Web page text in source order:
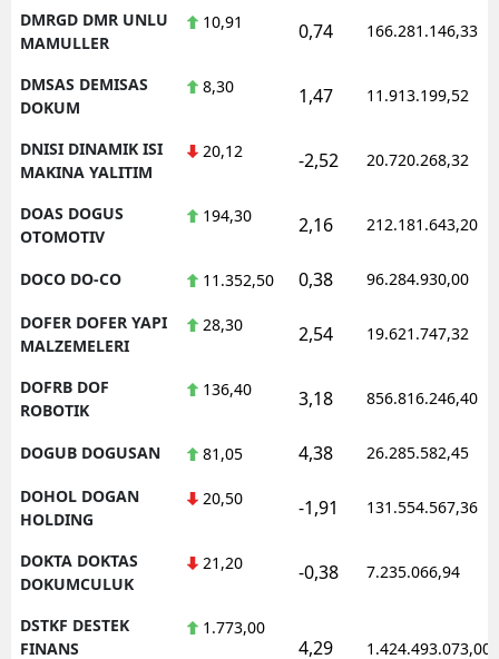
DMRGD DMR UNLU
MAMULLER
10,91 0,74 166.281.146,33
DMSAS DEMISAS
DOKUM
8,30 1,47 11.913.199,52
DNISI DINAMIK ISI
MAKINA YALITIM
20,12 -2,52 20.720.268,32
DOAS DOGUS
OTOMOTIV
194,30 2,16 212.181.643,20
DOCO DO-CO 11.352,50 0,38 96.284.930,00
DOFER DOFER YAPI
MALZEMELERI
28,30 2,54 19.621.747,32
DOFRB DOF
ROBOTIK
136,40 3,18 856.816.246,40
DOGUB DOGUSAN 81,05 4,38 26.285.582,45
DOHOL DOGAN
HOLDING
20,50 -1,91 131.554.567,36
DOKTA DOKTAS
DOKUMCULUK
21,20 -0,38 7.235.066,94
DSTKF DESTEK
FINANS
1.773,00
4,29 1.424.493.073,00